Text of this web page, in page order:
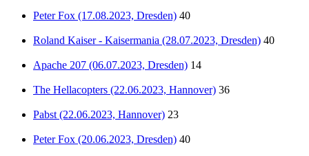
Peter Fox (17.08.2023, Dresden) 40
Roland Kaiser - Kaisermania (28.07.2023, Dresden) 40
Apache 207 (06.07.2023, Dresden) 14
The Hellacopters (22.06.2023, Hannover) 36
Pabst (22.06.2023, Hannover) 23
Peter Fox (20.06.2023, Dresden) 40